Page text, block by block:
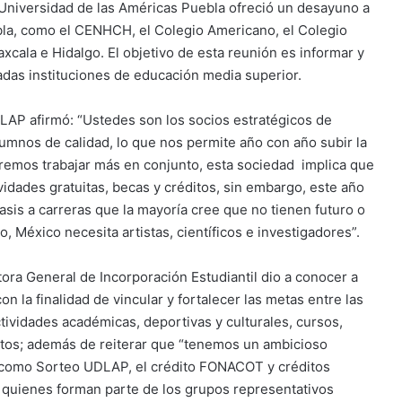
de las Américas Puebla ofreció un desayuno a
como el CENHCH, el Colegio Americano, el Colegio
e Hidalgo. El objetivo de esta reunión es informar y
instituciones de educación media superior.
afirmó: “Ustedes son los socios estratégicos de
de calidad, lo que nos permite año con año subir la
trabajar más en conjunto, esta sociedad implica que
gratuitas, becas y créditos, sin embargo, este año
a carreras que la mayoría cree que no tienen futuro o
México necesita artistas, científicos e investigadores”.
General de Incorporación Estudiantil dio a conocer a
la finalidad de vincular y fortalecer las metas entre las
académicas, deportivas y culturales, cursos,
además de reiterar que “tenemos un ambicioso
Sorteo UDLAP, el crédito FONACOT y créditos
forman parte de los grupos representativos